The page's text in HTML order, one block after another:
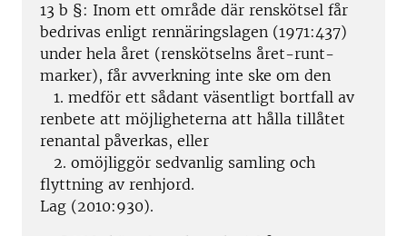
13 b §: Inom ett område där renskötsel får
bedrivas enligt rennäringslagen (1971:437)
under hela året (renskötselns året-runt-
marker), får avverkning inte ske om den
1. medför ett sådant väsentligt bortfall av
renbete att möjligheterna att hålla tillåtet
renantal påverkas, eller
2. omöjliggör sedvanlig samling och
flyttning av renhjord.
Lag (2010:930).